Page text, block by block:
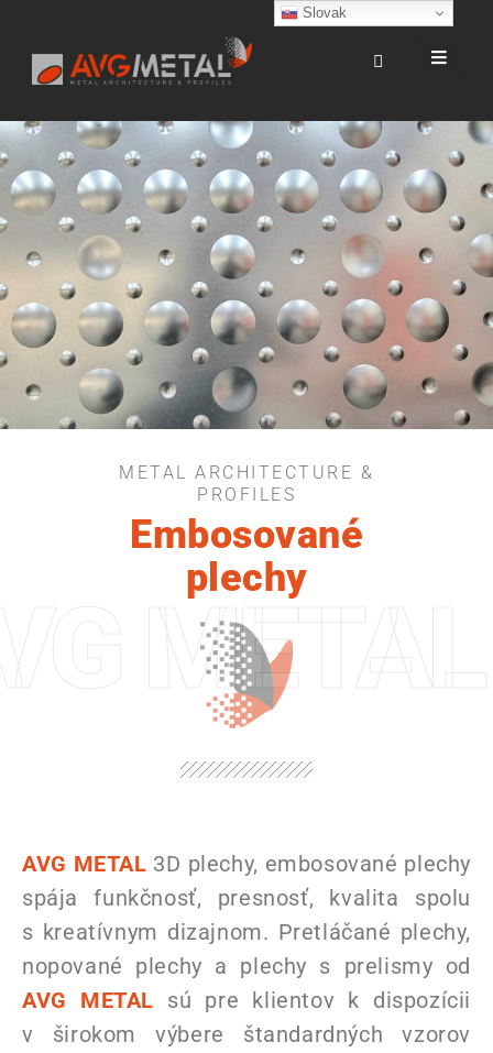
plechyMETAL ARCHITECTURE &
PROFILES
Embosované
plechy
AVG METAL 3D plechy, embosované plechy
spája funkčnosť, presnosť, kvalita spolu
s kreatívnym dizajnom. Pretláčané plechy,
nopované plechy a plechy s prelismy od
AVG METAL sú pre klientov k dispozícii
v širokom výbere štandardných vzorov
Slovak